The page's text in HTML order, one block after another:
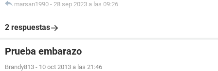
marsan1990 - 28 sep 2023 a las 09:26
2 respuestas
Prueba embarazo
Brandy813 - 10 oct 2013 a las 21:46